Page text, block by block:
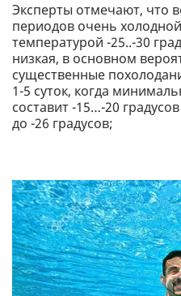
Эксперты отмечают, что
периодов очень
температурой -25..-30
низкая, в основном
существенные
1-5 суток, когда
составит -15…-20
до -26 градусов;